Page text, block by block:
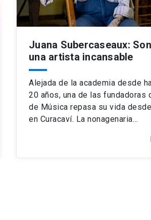
Juana Subercaseaux:
una artista incansable
Alejada de la academia desde
20 años, una de las fundadoras
de Música repasa su vida
en Curacaví. La nonagenaria…